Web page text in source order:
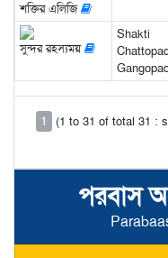
পরবাস
শক্তির এলিজি
সুন্দর রহস্যময়
Shakti
1
(1 to 31 of total 31 :